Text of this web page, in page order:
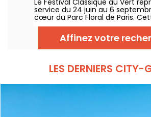
gratuits
service du 24 juin au 6
cœur du Parc Floral de Paris.
encore, Classique au Vert invite
mélomanes et les néophytes à
bon tempo et du beau temps
d’artistes reconnus et en
Affinez votre
LES DERNIERS CITY-